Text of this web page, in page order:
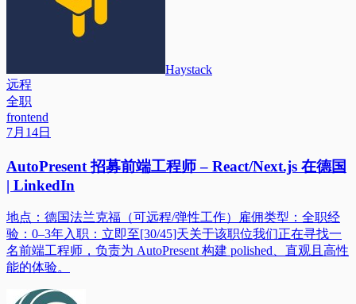
Haystack
远程
全职
frontend
7月14日
AutoPresent 招募前端工程师 – React/Next.js 在德国
| LinkedIn
地点：德国法兰克福（可远程/弹性工作）雇佣类型：全职经
验：0–3年入职：立即至[30/45]天关于该职位我们正在寻找一
名前端工程师，负责为 AutoPresent 构建 polished、直观且高性
能的体验。